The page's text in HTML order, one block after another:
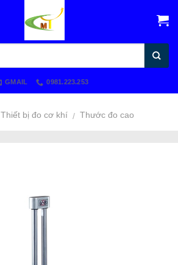
GMAIL 0981.223.253
Thiết bị đo cơ khí / Thước đo cao